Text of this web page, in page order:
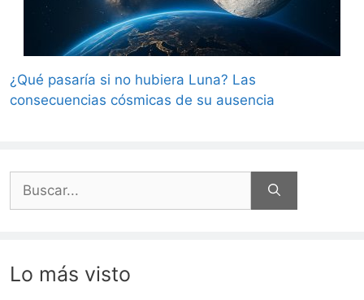
¿Qué pasaría si no hubiera Luna? Las
consecuencias cósmicas de su ausencia
Buscar:
Lo más visto